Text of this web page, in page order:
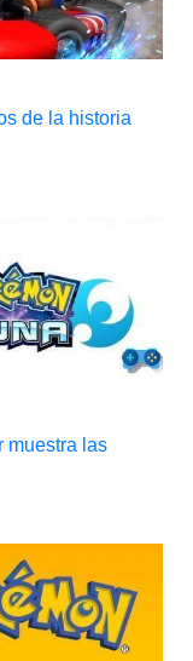
de la historia
muestra las